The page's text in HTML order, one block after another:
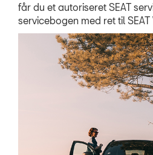
får du et autoriseret SEAT
servicebogen med ret til